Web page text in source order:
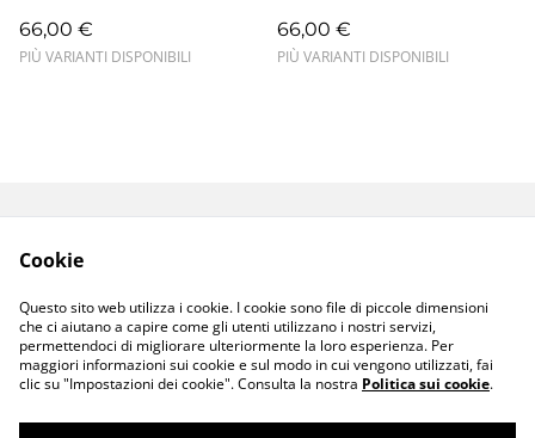
66,00 €
PIÙ VARIANTI DISPONIBILI
66,00 €
PIÙ VARIANTI DISPONIBILI
Termini e Condizioni
Consegne
Cookie Policy
Cookie
Questo sito web utilizza i cookie. I cookie sono file di piccole dimensioni
che ci aiutano a capire come gli utenti utilizzano i nostri servizi,
permettendoci di migliorare ulteriormente la loro esperienza. Per
maggiori informazioni sui cookie e sul modo in cui vengono utilizzati, fai
clic su "Impostazioni dei cookie". Consulta la nostra Politica sui cookie.